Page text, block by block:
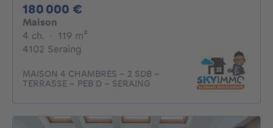
180 000 €
Maison
4 ch. 4 chambres
· 119 m²
4102 Seraing
MAISON 4 CHAMBRES - 2 SDB -
TERRASSE - PEB D - SERAING